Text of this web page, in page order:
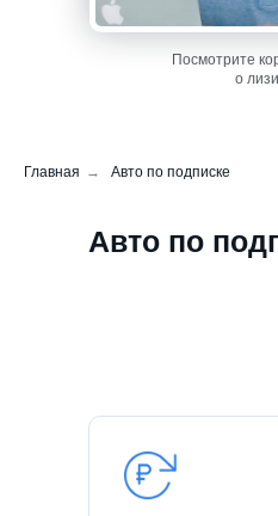
Посмотрите
о
Главная → Авто по подписке
Авто по